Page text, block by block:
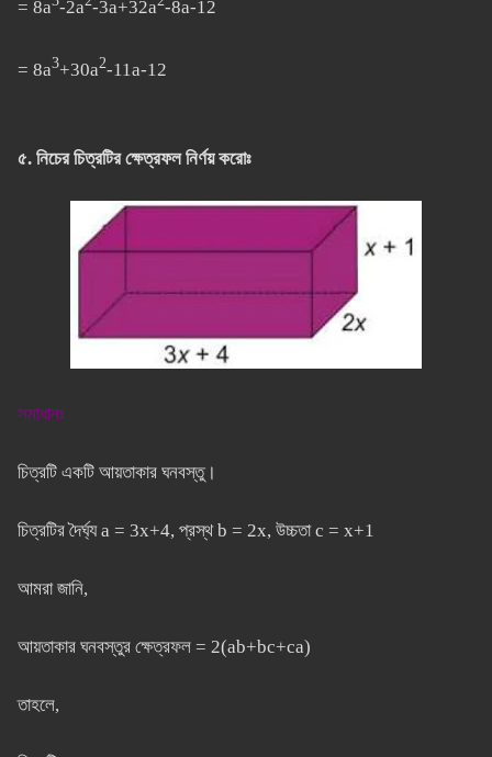
= 8a -2a -3a+32a -8a-12
= 8a3+30a2-11a-12
৫. নিচের চিত্রটির ক্ষেত্রফল নির্ণয় করোঃ
সমাধানঃ
চিত্রটি একটি আয়তাকার ঘনবস্তু।
চিত্রটির দৈর্ঘ্য a = 3x+4, প্রস্থ b = 2x, উচ্চতা c = x+1
আমরা জানি,
আয়তাকার ঘনবস্তুর ক্ষেত্রফল = 2(ab+bc+ca)
তাহলে,